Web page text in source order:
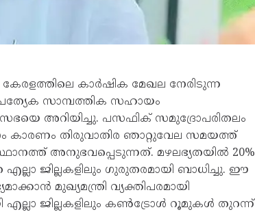
കാർഷിക മേഖല നേരിടുന്ന
സാമ്പത്തിക സഹായം
അറിയിച്ചു. പസഫിക് സമുദ്രോപരിതലം
കാരണം തിരുവാതിര ഞാറ്റുവേല സമയത്ത്
അനുഭവപ്പെടുന്നത്. മഴലഭ്യതയിൽ 20%
ജില്ലകളിലും ഗുരുതരമായി ബാധിച്ചു. ഈ
മുഖ്യമന്ത്രി വ്യക്തിപരമായി
എല്ലാ ജില്ലകളിലും കൺട്രോൾ റൂമുകൾ തുറന്ന്